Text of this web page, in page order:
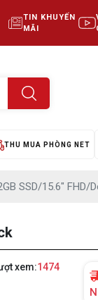
TIN KHUYẾN
MÃI
THU MUA PHÒNG NET
SSD/15.6" FHD/
xem:1474